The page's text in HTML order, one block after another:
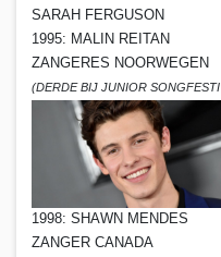
SARAH FERGUSON
1995: MALIN REITAN
ZANGERES NOORWEGEN
(DERDE BIJ JUNIOR
1998: SHAWN MENDES
ZANGER CANADA